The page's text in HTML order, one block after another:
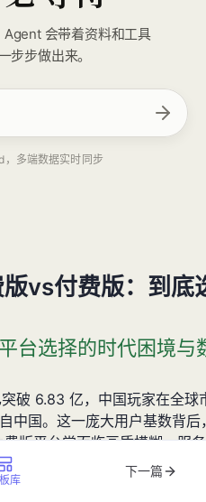
会带着资料和工具
步步做出来。
多端数据实时同步
vs付费版：到底
台选择的时代困境与
破 6.83 亿，中国玩家在全球
中国。这一庞大用户基数背
版平台常面临画质模糊、服
，却需用户承担额外成本。这
中亟待探讨的核心命题。
库
下一篇